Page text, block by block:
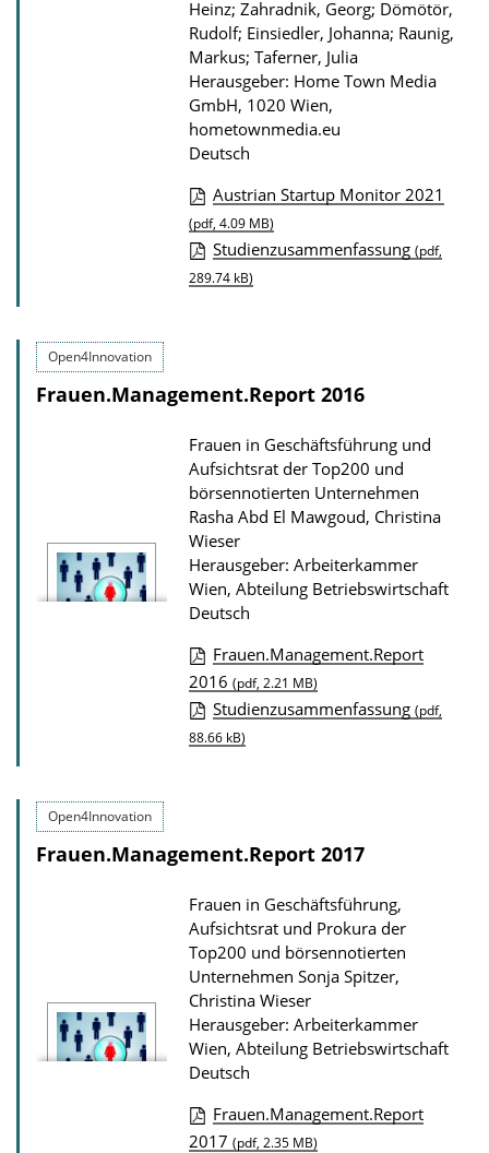
i
k
a
t
i
o
n
Heinz; Zahradnik, Georg; Dömötör,
Rudolf; Einsiedler, Johanna; Raunig,
Markus; Taferner, Julia
Herausgeber: Home Town Media
GmbH, 1020 Wien,
hometownmedia.eu
Deutsch
D
o
w
a
d
s
z
u
r
P
u
b
l
i
k
o
n
Austrian Startup Monitor 2021
(pdf, 4.09 MB)
Studienzusammenfassung (pdf,
289.74 kB)
Open4Innovation
Frauen.Management.Report 2016
Frauen in Geschäftsführung und
Aufsichtsrat der Top200 und
börsennotierten Unternehmen
Rasha Abd El Mawgoud, Christina
Wieser
Herausgeber: Arbeiterkammer
Wien, Abteilung Betriebswirtschaft
Deutsch
D
o
w
a
d
s
z
u
r
P
u
b
l
Frauen.Management.Report
2016 (pdf, 2.21 MB)
Studienzusammenfassung (pdf,
88.66 kB)
Open4Innovation
Frauen.Management.Report 2017
Frauen in Geschäftsführung,
Aufsichtsrat und Prokura der
Top200 und börsennotierten
Unternehmen Sonja Spitzer,
Christina Wieser
Herausgeber: Arbeiterkammer
Wien, Abteilung Betriebswirtschaft
Deutsch
D
Frauen.Management.Report
2017 (pdf, 2.35 MB)